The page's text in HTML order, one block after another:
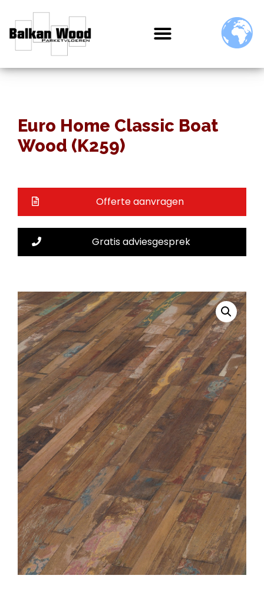
Euro Home Classic Boat
Wood (K259)
Offerte aanvragen
Gratis adviesgesprek